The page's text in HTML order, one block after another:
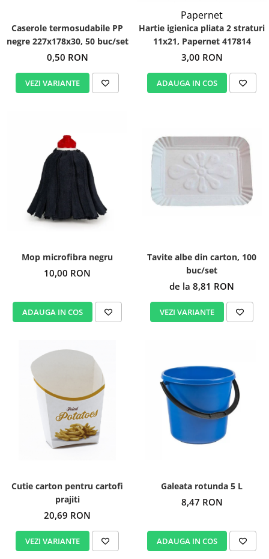
Caserole termosudabile PP
negre 227x178x30, 50 buc/set
0,50 RON
VEZI VARIANTE
Papernet
Hartie igienica pliata 2 straturi
11x21, Papernet 417814
3,00 RON
ADAUGA IN COS
Mop microfibra negru
10,00 RON
ADAUGA IN COS
Tavite albe din carton, 100
buc/set
de la 8,81 RON
VEZI VARIANTE
Cutie carton pentru cartofi
prajiti
20,69 RON
VEZI VARIANTE
Galeata rotunda 5 L
8,47 RON
ADAUGA IN COS